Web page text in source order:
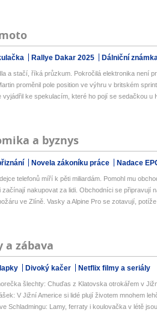
Rallye Dakar 2025 Dálniční
a stačí, říká průzkum. Pokročilá elektronika není
proměnil pole position ve výhru v britském
vyjádřil ke spekulacím, které ho pojí se sedačkou u
a byznys
Novela zákoníku práce Nadace
telefonů míří k pěti miliardám. Pomohl mu
začínají nakupovat za lidi. Obchodníci se připravují
ve Zlíně. Vasky a Alpine Pro se zotavují, potíže
a zábava
Divoký kačer Netflix filmy a seriály
šlechty: Chuďas z Klatovska otrokářem v
V Jižní Americe si lidé plují životem mnohem
Schladmingu: Lamy, ferraty i koulovačka v létě